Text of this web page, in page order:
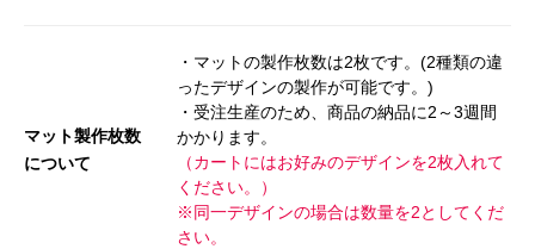
マット製作枚数
について
・マットの製作枚数は2枚です。(2種類の違
ったデザインの製作が可能です。)
・受注生産のため、商品の納品に2～3週間
かかります。
（カートにはお好みのデザインを2枚入れて
ください。）
※同一デザインの場合は数量を2としてくだ
さい。